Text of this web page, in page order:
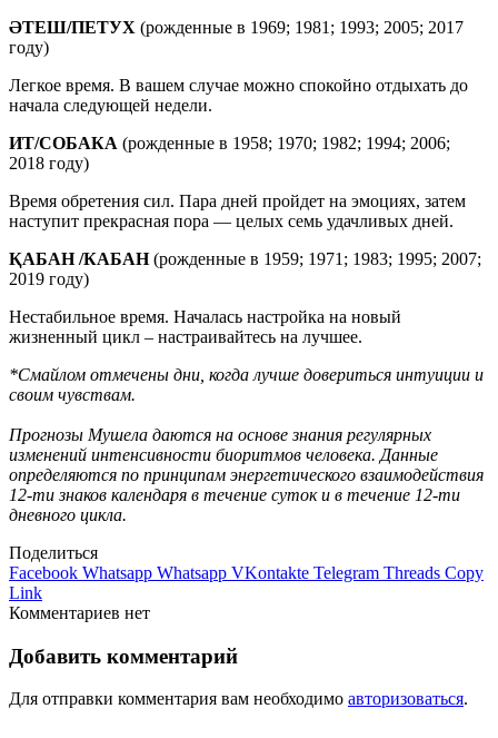
ӘТЕШ/ПЕТУХ (рожденные в 1969; 1981; 1993; 2005; 2017
году)
Легкое время. В вашем случае можно спокойно отдыхать до
начала следующей недели.
ИТ/СОБАКА (рожденные в 1958; 1970; 1982; 1994; 2006;
2018 году)
Время обретения сил. Пара дней пройдет на эмоциях, затем
наступит прекрасная пора — целых семь удачливых дней.
ҚАБАН/КАБАН(рожденные в 1959; 1971; 1983; 1995; 2007;
2019 году)
Нестабильное время. Началась настройка на новый
жизненный цикл – настраивайтесь на лучшее.
*Смайлом отмечены дни, когда лучше довериться интуиции и
своим чувствам.
Прогнозы Мушела даются на основе знания регулярных
изменений интенсивности биоритмов человека. Данные
определяются по принципам энергетического взаимодействия
12-ти знаков календаря в течение суток и в течение 12-ти
дневного цикла.
Поделиться
Facebook Whatsapp Whatsapp VKontakte Telegram Threads Copy
Link
Комментариев нет
Добавить комментарий
Для отправки комментария вам необходимо авторизоваться.